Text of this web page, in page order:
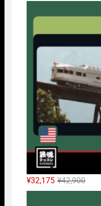
¥42,900元
の
価
¥32,175
現
在
の